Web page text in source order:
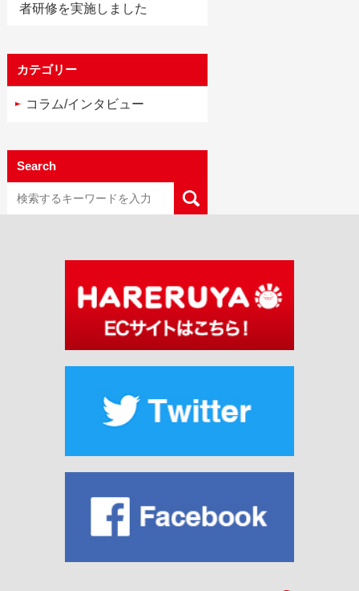
者研修を実施しました
カテゴリー
コラム/インタビュー
Search